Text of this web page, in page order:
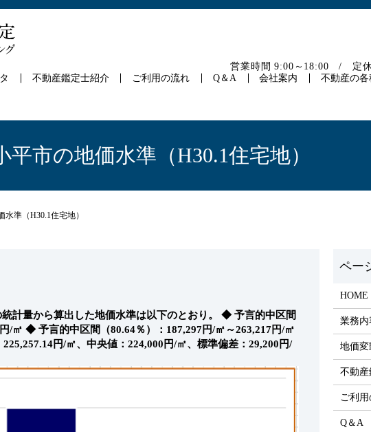
不動産鑑定士紹介 ご利用の流れ Q＆A 会社案内 不動産の各
営業時間 9:00～18:00 / 定休
平市の地価水準（H30.1住宅地）
水準（H30.1住宅地）
計量から算出した地価水準は以下のとおり。
◆ 予言的中区間
/㎡ ◆ 予言的中区間（80.64％）：187,297円/㎡～263,217円/㎡
円/㎡、中央値：224,000円/㎡、標準偏差：29,200円/
HOME
業務内
地価変
不動産
ご利
Q＆A